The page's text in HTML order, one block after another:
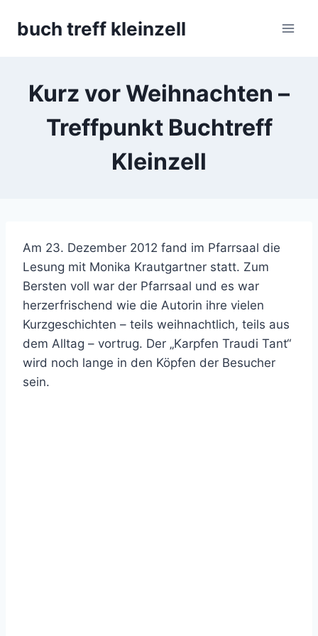
buch treff kleinzell
Kurz vor Weihnachten –
Treffpunkt Buchtreff
Kleinzell
Am 23. Dezember 2012 fand im Pfarrsaal die
Lesung mit Monika Krautgartner statt. Zum
Bersten voll war der Pfarrsaal und es war
herzerfrischend wie die Autorin ihre vielen
Kurzgeschichten – teils weihnachtlich, teils aus
dem Alltag – vortrug. Der „Karpfen Traudi Tant“
wird noch lange in den Köpfen der Besucher
sein.